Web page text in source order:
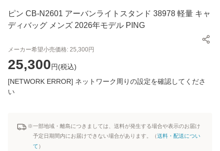
ピン CB-N2601 アーバンライトスタンド 38978 軽量 キャ
ディバッグ メンズ 2026年モデル PING
メーカー希望小売価格: 25,300円
25,300円(税込)
[NETWORK ERROR] ネットワーク周りの設定を確認してくださ
い
※一部地域・離島につきましては、送料が発生する場合や表示のお届け
予定日期間内にお届けできない場合があります。（送料・配送につい
て ）